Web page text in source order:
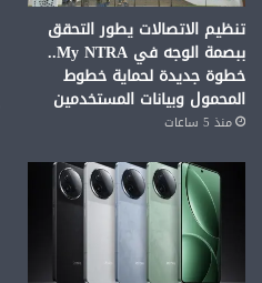
تنظيم الاتصالات يطور التحقق
ببصمة الوجه في My NTRA..
خطوة جديدة لحماية خطوط
المحمول وبيانات المستخدمين
منذ 5 ساعات